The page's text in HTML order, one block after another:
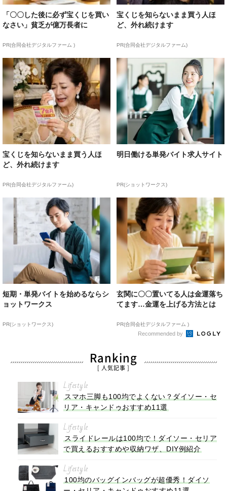
「〇〇した後に必ず宝くじを買い
なさい」貧乏が億万長者に
PR(合同会社デジタルファーム )
宝くじを知らないまま買う人ほ
ど、外れ続けます
PR(合同会社デジタルファーム)
宝くじを知らないまま買う人ほ
ど、外れ続けます
PR(合同会社デジタルファーム)
明日働ける単発バイト求人サイト
PR(ショットワークス)
短期・単発バイトを始めるならシ
ョットワークス
PR(ショットワークス)
玄関に〇〇置いてる人は金運落ち
てます…金運を上げる方法とは
PR(合同会社デジタルファーム )
Recommended by
Ranking
[ 人気記事 ]
Lifestyle
スマホ三脚も100均でよくない？ダイソー・セ
リア・キャンドゥおすすめ11選
Lifestyle
スライドレールは100均で！ダイソー・セリア
で買えるおすすめや収納ワザ、DIY例紹介
Lifestyle
100均のバッグインバッグが超優秀！ダイソ